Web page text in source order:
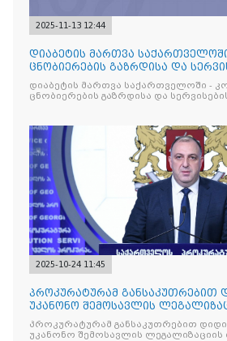
2025-11-13 12:44
დიაბეტის მართვა
ცნობიერების გაზრდისა და
გაუმჯობესების მიზნით
დიაბეტის მართვა საქართველოში -
ცნობიერების გაზრდისა და
2025-10-24 11:45
პროკურატურამ განსაკუთრებით
უკანონო შემოსავლის
საქართველოს ყოფილ პ
პროკურატურამ განსაკუთრებით
უკანონო შემოსავლის ლეგალიზაციის